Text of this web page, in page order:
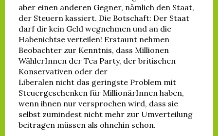
aber einen anderen Gegner, nämlich den Staat,
der Steuern kassiert. Die Botschaft: Der Staat
darf dir kein Geld wegnehmen und an die
Habenichtse verteilen! Erstaunt nehmen
Beobachter zur Kenntnis, dass Millionen
WählerInnen der Tea Party, der britischen
Konservativen oder der
Liberalen nicht das geringste Problem mit
Steuergeschenken für MillionärInnen haben,
wenn ihnen nur versprochen wird, dass sie
selbst zumindest nicht mehr zur Umverteilung
beitragen müssen als ohnehin schon.